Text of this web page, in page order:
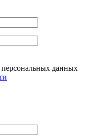
персональных данных